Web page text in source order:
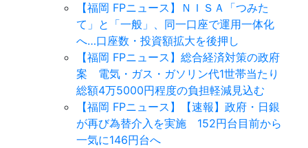
【福岡 FPニュース】ＮＩＳＡ「つみた
て」と「一般」、同一口座で運用一体化
へ…口座数・投資額拡大を後押し
【福岡 FPニュース】総合経済対策の政府
案 電気・ガス・ガソリン代1世帯当たり
総額4万5000円程度の負担軽減見込む
【福岡 FPニュース】【速報】政府・日銀
が再び為替介入を実施 152円台目前から
一気に146円台へ